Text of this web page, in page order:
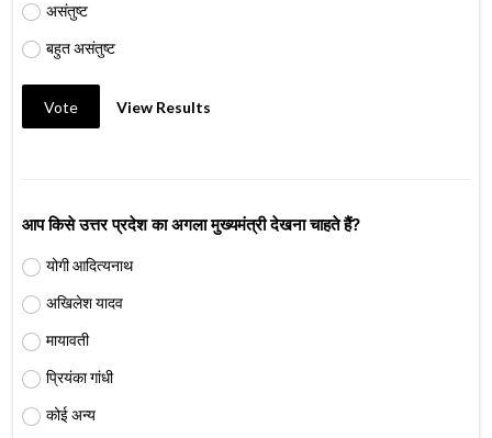
असंतुष्ट
बहुत असंतुष्ट
Vote View Results
आप किसे उत्तर प्रदेश का अगला मुख्यमंत्री देखना चाहते हैं?
योगी आदित्यनाथ
अखिलेश यादव
मायावती
प्रियंका गांधी
कोई अन्य